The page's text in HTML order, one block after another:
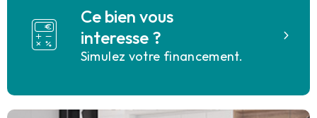
Ce bien vous
interesse ?
Simulez votre financement.